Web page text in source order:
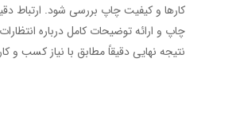
کارها و کیفیت چاپ بررسی شود. ارتباط
چاپ و ارائه توضیحات کامل درباره
نتیجه نهایی دقیقاً مطابق با نیاز کسب و